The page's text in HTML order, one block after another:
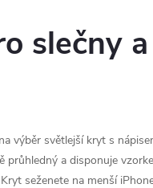
slečny a
výběr světlejší kryt s
průhledný a disponuje
seženete na menší